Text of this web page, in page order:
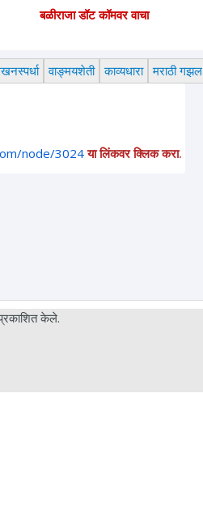
बळीराजा डॉट कॉमवर वाचा
वाङ्मयशेती काव्यधारा मराठी गझल
node/3024या लिंकवर क्लिक करा.
केले.